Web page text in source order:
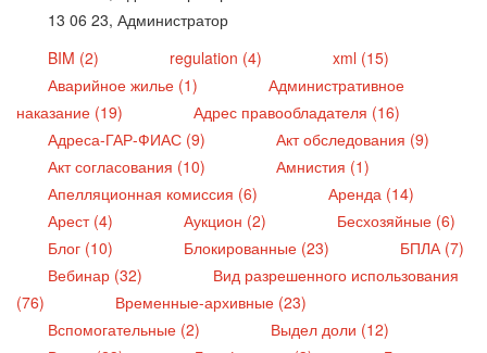
13 06 23, Администратор
BIM (2)
regulation (4)
xml (15)
Аварийное жилье (1)
Административное
наказание (19)
Адрес правообладателя (16)
Адреса-ГАР-ФИАС (9)
Акт обследования (9)
Акт согласования (10)
Амнистия (1)
Апелляционная комиссия (6)
Аренда (14)
Арест (4)
Аукцион (2)
Бесхозяйные (6)
Блог (10)
Блокированные (23)
БПЛА (7)
Вебинар (32)
Вид разрешенного использования
(76)
Временные-архивные (23)
Вспомогательные (2)
Выдел доли (12)